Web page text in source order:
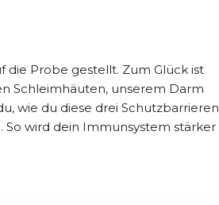
die Probe gestellt. Zum Glück ist
Schleimhäuten, unserem Darm
wie du diese drei Schutzbarrieren
wird dein Immunsystem stärker